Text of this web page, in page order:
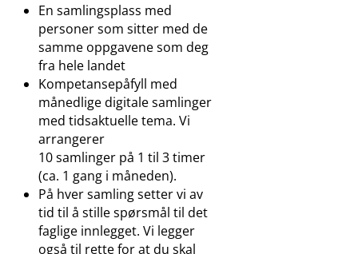
En samlingsplass med
personer som sitter med de
samme oppgavene som deg
fra hele landet
Kompetansepåfyll med
månedlige digitale samlinger
med tidsaktuelle tema. Vi
arrangerer
10 samlinger på 1 til 3 timer
(ca. 1 gang i måneden).
På hver samling setter vi av
tid til å stille spørsmål til det
faglige innlegget. Vi legger
også til rette for at du skal